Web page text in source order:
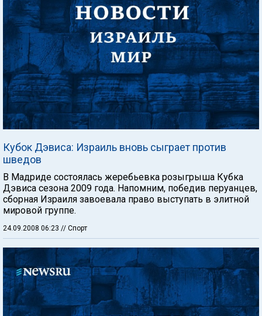
Кубок Дэвиса: Израиль вновь сыграет против
шведов
В Мадриде состоялась жеребьевка розыгрыша Кубка
Дэвиса сезона 2009 года. Напомним, победив перуанцев,
сборная Израиля завоевала право выступать в элитной
мировой группе.
24.09.2008 06:23 // Спорт